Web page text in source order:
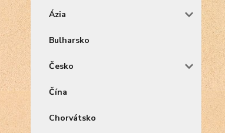
Ázia
Bulharsko
Česko
Čína
Chorvátsko